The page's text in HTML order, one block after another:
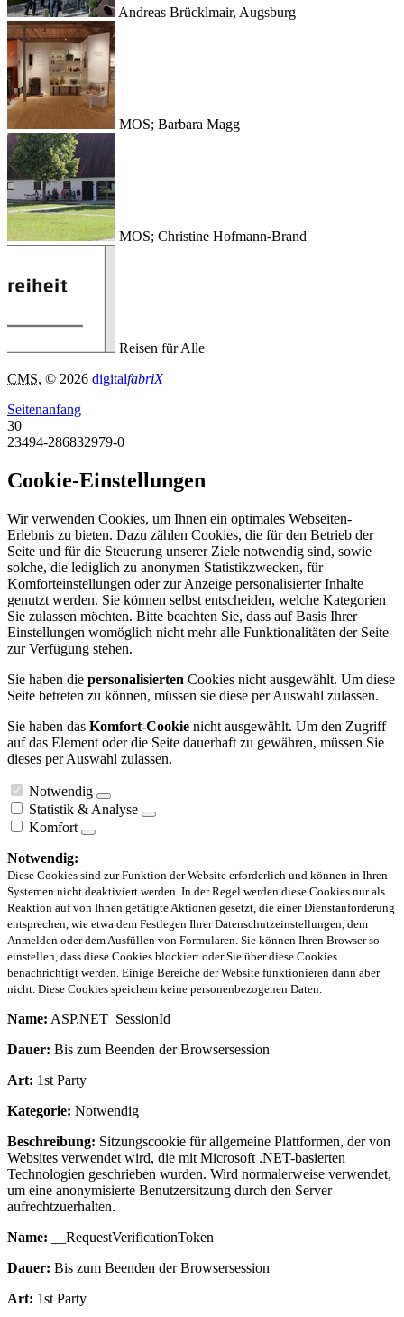
Andreas Brücklmair, Augsburg
MOS; Barbara Magg
MOS; Christine Hofmann-Brand
Reisen für Alle
CMS, © 2026 digitalfabriX
Seitenanfang
30
23494-286832979-0
Cookie-Einstellungen
Wir verwenden Cookies, um Ihnen ein optimales Webseiten-
Erlebnis zu bieten. Dazu zählen Cookies, die für den Betrieb der
Seite und für die Steuerung unserer Ziele notwendig sind, sowie
solche, die lediglich zu anonymen Statistikzwecken, für
Komforteinstellungen oder zur Anzeige personalisierter Inhalte
genutzt werden. Sie können selbst entscheiden, welche Kategorien
Sie zulassen möchten. Bitte beachten Sie, dass auf Basis Ihrer
Einstellungen womöglich nicht mehr alle Funktionalitäten der Seite
zur Verfügung stehen.
Sie haben die personalisierten Cookies nicht ausgewählt. Um diese
Seite betreten zu können, müssen sie diese per Auswahl zulassen.
Sie haben das Komfort-Cookie nicht ausgewählt. Um den Zugriff
auf das Element oder die Seite dauerhaft zu gewähren, müssen Sie
dieses per Auswahl zulassen.
Notwendig
Statistik & Analyse
Komfort
Notwendig:
Diese Cookies sind zur Funktion der Website erforderlich und können in Ihren
Systemen nicht deaktiviert werden. In der Regel werden diese Cookies nur als
Reaktion auf von Ihnen getätigte Aktionen gesetzt, die einer Dienstanforderung
entsprechen, wie etwa dem Festlegen Ihrer Datenschutzeinstellungen, dem
Anmelden oder dem Ausfüllen von Formularen. Sie können Ihren Browser so
einstellen, dass diese Cookies blockiert oder Sie über diese Cookies
benachrichtigt werden. Einige Bereiche der Website funktionieren dann aber
nicht. Diese Cookies speichern keine personenbezogenen Daten.
Name: ASP.NET_SessionId
Dauer: Bis zum Beenden der Browsersession
Art: 1st Party
Kategorie: Notwendig
Beschreibung: Sitzungscookie für allgemeine Plattformen, der von
Websites verwendet wird, die mit Microsoft .NET-basierten
Technologien geschrieben wurden. Wird normalerweise verwendet,
um eine anonymisierte Benutzersitzung durch den Server
aufrechtzuerhalten.
Name: __RequestVerificationToken
Dauer: Bis zum Beenden der Browsersession
Art: 1st Party